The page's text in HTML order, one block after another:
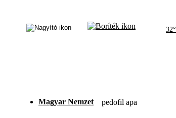
32°
Magyar Nemzet pedofil apa